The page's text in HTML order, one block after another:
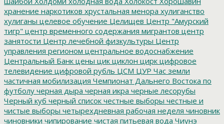
хранение наркотиков хрустальная менора хулиганство
хулиганы целевое обучение Целищев Центр "Амурский
тигр" центр временного содержания мигрантов центр
занятости Центр лечебной физкультуры Центр
управления регионом центральное водоснабжение
Центральный Банк цены цик циклон цирк цифровое
телевидение цифровой рубль ЦСМ ЦУР Час земли
частичная мобилизация Чемпионат Дальнего Востока по
футболу черная дыра черная икра черные лесорубы
Черный куб черный список честные выборы честные и
чистые выборы четырехдневная рабочая неделя чиновник
чиновники чипирование чистая питьевая вода Чиунэ